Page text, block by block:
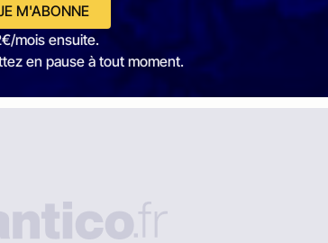
M'ABONNE
mois ensuite.
en pause à tout moment.